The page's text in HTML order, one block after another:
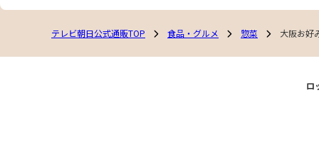
テレビ朝日公式通販TOP 食品・グルメ 惣菜 大阪お好
ロ